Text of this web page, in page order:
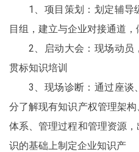
1、项目策划：划定辅导
目组，建立与企业对接通道，
2、启动大会：现场动员
贯标知识培训
3、现场诊断：通过座谈
分了解现有知识产权管理架
体系、管理过程和管理资源
识的基础上制定企业知识产